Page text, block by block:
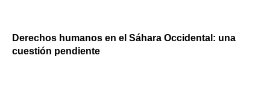
Derechos humanos en el Sáhara Occidental: una
cuestión pendiente